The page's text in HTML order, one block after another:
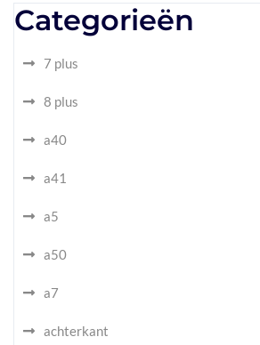
Categorieën
7 plus
8 plus
a40
a41
a5
a50
a7
achterkant